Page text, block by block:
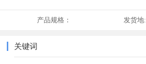
产品规格： 发货地:
关键词